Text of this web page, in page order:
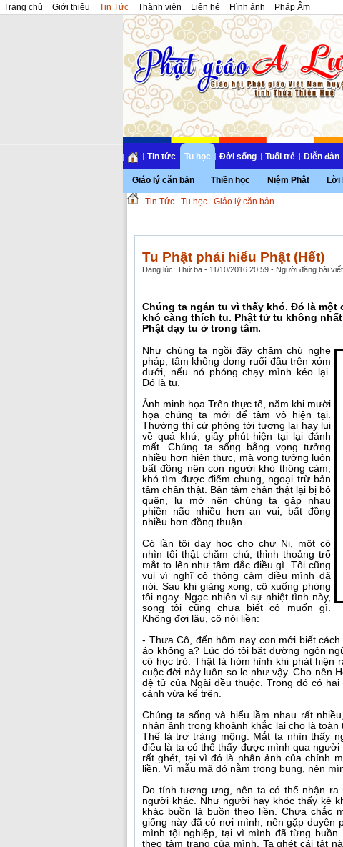
Trang chủ Giới thiệu Tin Tức Thành viên Liên hệ Hình ảnh Pháp Âm
Tin tức Tu học
Giáo lý căn bản Thiền học Niệm Phật Lời
Đời sống Tuổi trẻ Diễn đàn
Tin Tức Tu học Giáo lý căn bản
Tu Phật phải hiểu Phật (Hết)
Đăng lúc: Thứ ba - 11/10/2016 20:59 - Người đăng bài
Chúng ta ngán tu vì thấy khó. Đó là
khó càng thích tu. Phật tử tu không
Phật dạy tu ở trong tâm.
Như chúng ta ngồi đây chăm chú nghe
pháp, tâm không dong ruổi đầu trên xóm
dưới, nếu nó phóng chạy mình kéo lại.
Đó là tu.
Ảnh minh họa Trên thực tế, năm khi mười
họa chúng ta mới để tâm vô hiện tại.
Thường thì cứ phóng tới tương lai hay lui
về quá khứ, giây phút hiện tại lại đánh
mất. Chúng ta sống bằng vọng tưởng
nhiều hơn hiện thực, mà vọng tưởng luôn
bất đồng nên con người khó thông cảm,
khó tìm được điểm chung, ngoại trừ bản
tâm chân thật. Bản tâm chân thật lại bị bỏ
quên, lu mờ nên chúng ta gặp nhau
phiền não nhiều hơn an vui, bất đồng
nhiều hơn đồng thuận.
Có lần tôi dạy học cho chư Ni, một cô
nhìn tôi thật chăm chú, thỉnh thoảng trố
mắt to lên như tâm đắc điều gì. Tôi cũng
vui vì nghĩ cô thông cảm điều mình đã
nói. Sau khi giảng xong, cô xuống phòng
tôi ngay. Ngạc nhiên vì sự nhiệt tình này,
song tôi cũng chưa biết cô muốn gì.
Không đợi lâu, cô nói liền:
- Thưa Cô, đến hôm nay con mới biết
áo không ạ? Lúc đó tôi bặt đường ngôn
cô học trò. Thật là hóm hỉnh khi phát hiện
cuộc đời này luôn so le như vậy. Cho nên
đệ tử của Ngài đều thuộc. Trong đó có
cảnh vừa kể trên.
Chúng ta sống và hiểu lầm nhau rất
nhân ảnh trong khoảnh khắc lại cho là
Thế là trơ tràng mộng. Mắt ta nhìn thấy
điều là ta có thể thấy được mình qua
rất ghét, tại vì đó là nhân ảnh của chính
liền. Vì mẫu mã đó nằm trong bụng, nên
Do tính tương ưng, nên ta có thể nhận
người khác. Như người hay khóc thấy kẻ
khác buồn là buồn theo liền. Chưa chắc
giống này đã có nơi mình, nên gặp duyên
mình tội nghiệp, tại vì mình đã từng
theo tâm trạng của mình. Ta ghét cái tật